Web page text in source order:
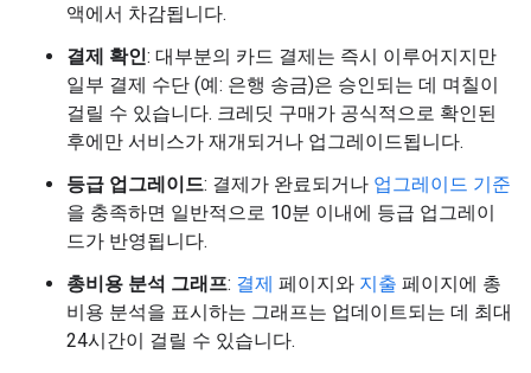
액에서 차감됩니다.
결제 확인: 대부분의 카드 결제는 즉시 이루어지지만
일부 결제 수단 (예: 은행 송금)은 승인되는 데 며칠이
걸릴 수 있습니다. 크레딧 구매가 공식적으로 확인된
후에만 서비스가 재개되거나 업그레이드됩니다.
등급 업그레이드: 결제가 완료되거나 업그레이드 기준
을 충족하면 일반적으로 10분 이내에 등급 업그레이
드가 반영됩니다.
총비용 분석 그래프: 결제 페이지와 지출 페이지에 총
비용 분석을 표시하는 그래프는 업데이트되는 데 최대
24시간이 걸릴 수 있습니다.